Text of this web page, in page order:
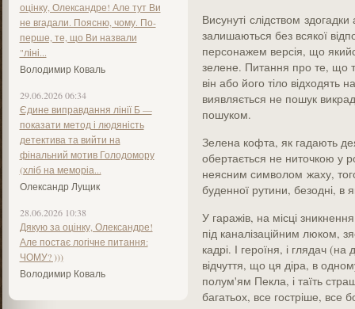
оцінку, Олександре! Але тут Ви
не вгадали. Поясню, чому. По-
перше, те, що Ви назвали
"ліні...
Володимир Коваль
29.06.2026 06:34
Єдине виправдання лінії Б —
показати метод і людяність
детектива та вийти на
фінальний мотив Голодомору
(хліб на меморіа...
Олександр Лущик
28.06.2026 10:38
Дякую за оцінку, Олександре!
Але постає логічне питання:
ЧОМУ? )))
Володимир Коваль
Висунуті слідством
залишаються без всякої
персонажем версія, що
зелене. Питання про те, що
він або його тіло
виявляється не пошук
пошуком.
Зелена кофта, як гадають
обертається не ниточкою у
неясним символом жаху,
буденної рутини, безодні, в
У гаражів, на місці
під каналізаційним люком,
кадрі. І героїня, і глядач
відчуття, що ця діра, в
полум'ям Пекла, і таїть
багатьох, все гостріше, все